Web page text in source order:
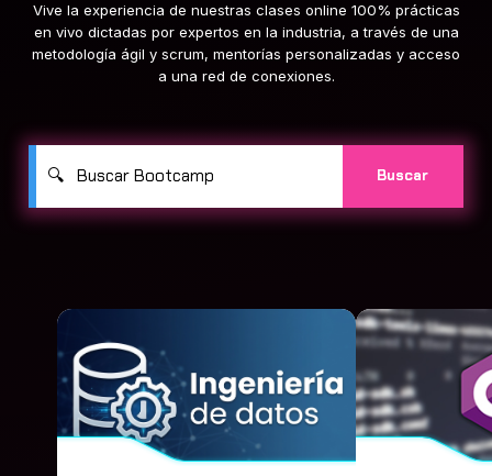
Vive la experiencia de nuestras clases online 100% prácticas
en vivo dictadas por expertos en la industria, a través de una
metodología ágil y scrum, mentorías personalizadas y acceso
a una red de conexiones.